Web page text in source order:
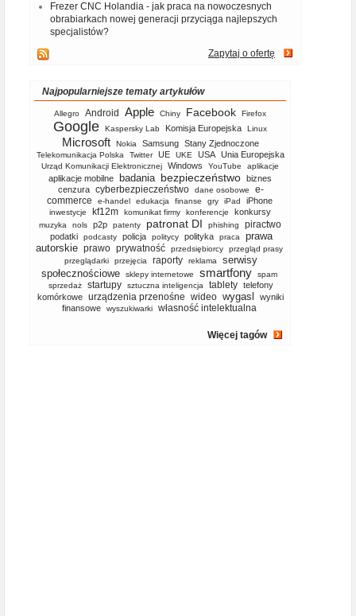
Frezer CNC Holandia - jak praca na nowoczesnych
obrabiarkach nowej generacji przyciąga najlepszych
specjalistów?
Zapytaj o ofertę
Najpopularniejsze tematy artykułów
Allegro Android Apple Chiny Facebook Firefox
Google Kaspersky Lab Komisja Europejska Linux
Microsoft Nokia Samsung Stany Zjednoczone
Telekomunikacja Polska Twitter UE UKE USA Unia Europejska
Urząd Komunikacji Elektronicznej Windows YouTube aplikacje
aplikacje mobilne badania bezpieczeństwo biznes
cenzura cyberbezpieczeństwo dane osobowe
e-
commerce
e-handel edukacja finanse gry iPad iPhone
inwestycje kf12m komunikat firmy konferencje konkursy
muzyka nols p2p patenty patronat DI phishing piractwo
podatki podcasty policja politycy polityka praca
prawa
autorskie prawo prywatność przedsiębiorcy
przegląd prasy
przeglądarki
przejęcia raporty reklama
serwisy
społecznościowe
sklepy internetowe smartfony
spam
sprzedaż
startupy sztuczna inteligencja tablety telefony
komórkowe
urządzenia przenośne wideo wygasl
wyniki
finansowe
wyszukiwarki własność intelektualna
Więcej tagów